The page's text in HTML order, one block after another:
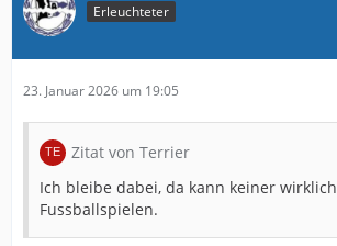
Erleuchteter
23. Januar 2026 um 19:05
Zitat von Terrier
Ich bleibe dabei, da kann keiner wirklich
Fussballspielen.